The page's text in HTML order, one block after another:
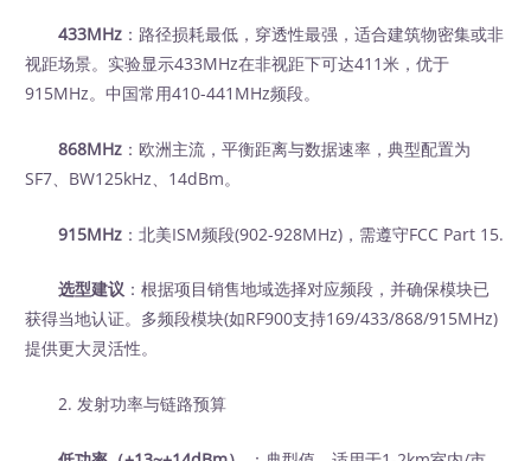
433MHz ：路径损耗最低，穿透性最强，适合建筑物密集或非
视距场景。实验显示433MHz在非视距下可达411米，优于
915MHz。中国常用410-441MHz频段。
868MHz ：欧洲主流，平衡距离与数据速率，典型配置为
SF7、BW125kHz、14dBm。
915MHz ：北美ISM频段(902-928MHz)，需遵守FCC Part 15.
选型建议 ：根据项目销售地域选择对应频段，并确保模块已
获得当地认证。多频段模块(如RF900支持169/433/868/915MHz)
提供更大灵活性。
2. 发射功率与链路预算